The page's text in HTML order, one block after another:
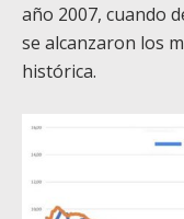
año 2007, cuando
se alcanzaron los
histórica.